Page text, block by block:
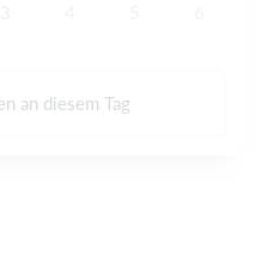
an diesem Tag